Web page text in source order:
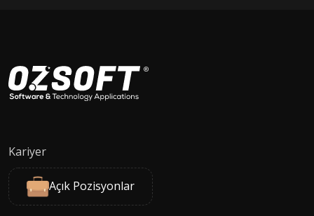
Kariyer
Açık Pozisyonlar